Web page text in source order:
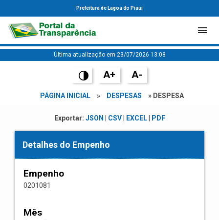
Prefeitura de Lagoa do Piauí
Última atualização em 23/07/2026 13:08
A+ A-
PÁGINA INICIAL » DESPESAS » DESPESA
Exportar: JSON CSV| EXCEL| PDF
Detalhes do Empenho
Empenho
0201081
Mês